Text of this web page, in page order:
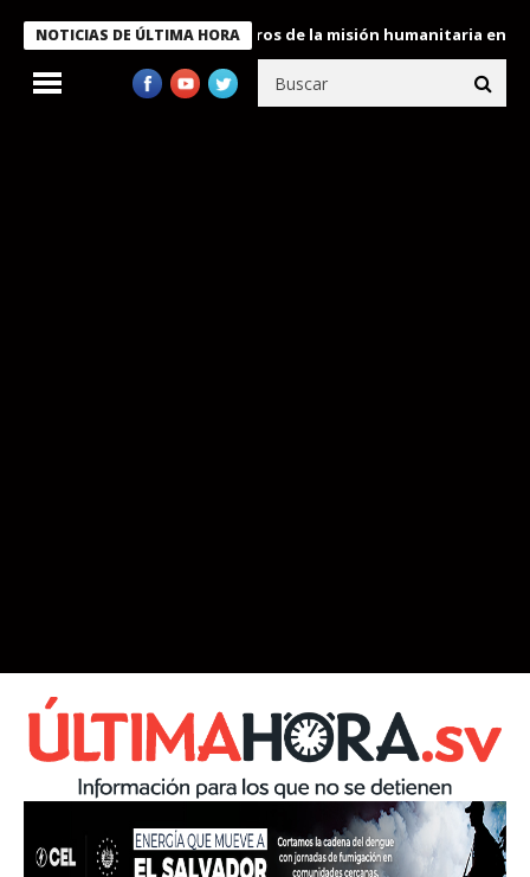
NOTICIAS DE ÚLTIMA HORA
condecora a miembros de la misión humanitaria enviada a